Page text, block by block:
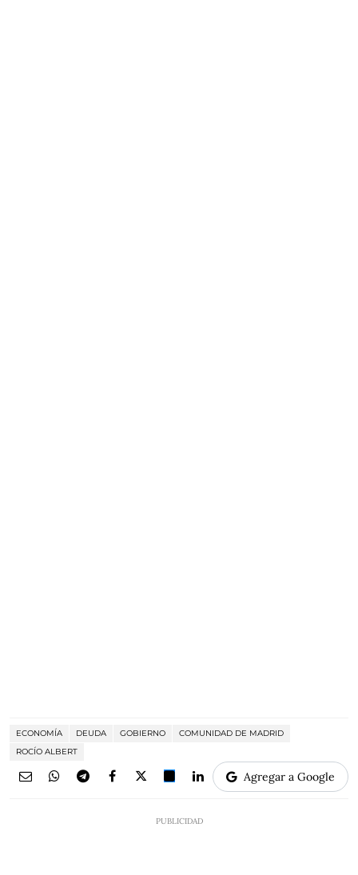
ECONOMÍA DEUDA GOBIERNO
COMUNIDAD DE MADRID
ROCÍO ALBERT
Agregar a Google